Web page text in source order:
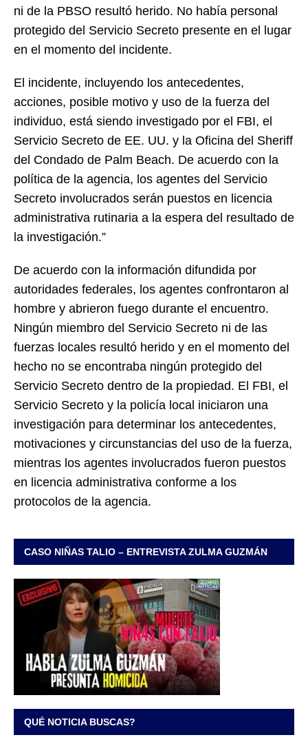
ni de la PBSO resultó herido. No había personal
protegido del Servicio Secreto presente en el lugar
en el momento del incidente.
El incidente, incluyendo los antecedentes,
acciones, posible motivo y uso de la fuerza del
individuo, está siendo investigado por el FBI, el
Servicio Secreto de EE. UU. y la Oficina del Sheriff
del Condado de Palm Beach. De acuerdo con la
política de la agencia, los agentes del Servicio
Secreto involucrados serán puestos en licencia
administrativa rutinaria a la espera del resultado de
la investigación.”
De acuerdo con la información difundida por
autoridades federales, los agentes confrontaron al
hombre y abrieron fuego durante el encuentro.
Ningún miembro del Servicio Secreto ni de las
fuerzas locales resultó herido y en el momento del
hecho no se encontraba ningún protegido del
Servicio Secreto dentro de la propiedad. El FBI, el
Servicio Secreto y la policía local iniciaron una
investigación para determinar los antecedentes,
motivaciones y circunstancias del uso de la fuerza,
mientras los agentes involucrados fueron puestos
en licencia administrativa conforme a los
protocolos de la agencia.
CASO NIÑAS TALIO – ENTREVISTA ZULMA GUZMÁN
QUÉ NOTICIA BUSCAS?